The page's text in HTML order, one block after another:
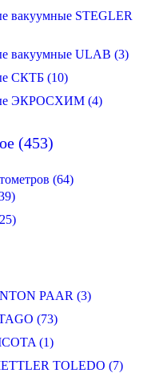
вакуумные STEGLER
вакуумные ULAB (3)
СКТБ (10)
ЭКРОСХИМ (4)
(453)
(64)
PAAR (3)
(73)
(1)
TOLEDO (7)